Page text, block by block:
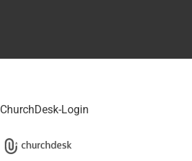
ChurchDesk-Login